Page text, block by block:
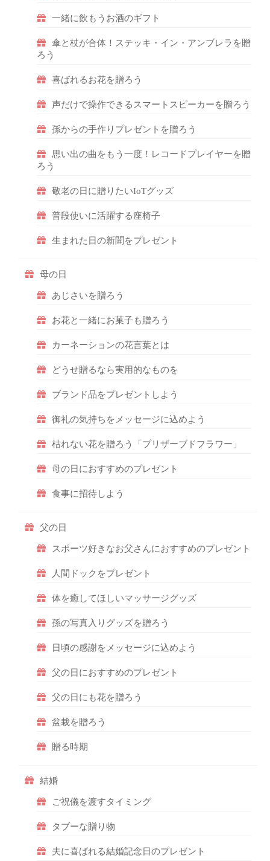
一緒に飲もうお酒のギフト
傘と杖が合体！ステッキ・イン・アンブレラを贈
ろう
喜ばれるお花を贈ろう
声だけで操作できるスマートスピーカーを贈ろう
孫からの手作りプレゼントを贈ろう
思い出の曲をもう一度！レコードプレイヤーを贈
ろう
敬老の日に贈りたいIoTグッズ
普段使いに活躍する座椅子
生まれた日の新聞をプレゼント
母の日
あじさいを贈ろう
お花と一緒にお菓子も贈ろう
カーネーションの花言葉とは
どうせ贈るなら実用的なものを
ブランド品をプレゼントしよう
御礼の気持ちをメッセージに込めよう
枯れない花を贈ろう「プリザーブドフラワー」
母の日におすすめのプレゼント
食事に招待しよう
父の日
スポーツ好きなお父さんにおすすめのプレゼント
人間ドックをプレゼント
体を癒してほしいマッサージグッズ
孫の写真入りグッズを贈ろう
日頃の感謝をメッセージに込めよう
父の日におすすめのプレゼント
父の日にも花を贈ろう
盆栽を贈ろう
贈る時期
結婚
ご祝儀を渡すタイミング
タブーな贈り物
夫に喜ばれる結婚記念日のプレゼント